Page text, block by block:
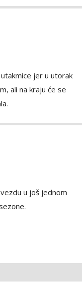
jer u utorak
ali na kraju će se
u još jednom